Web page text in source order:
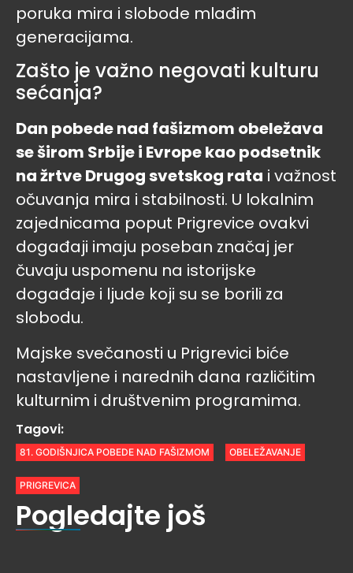
poruka mira i slobode mlađim
generacijama.
Zašto je važno negovati kulturu
sećanja?
Dan pobede nad fašizmom obeležava
se širom Srbije i Evrope kao podsetnik
na žrtve Drugog svetskog rata i važnost
očuvanja mira i stabilnosti. U lokalnim
zajednicama poput Prigrevice ovakvi
događaji imaju poseban značaj jer
čuvaju uspomenu na istorijske
događaje i ljude koji su se borili za
slobodu.
Majske svečanosti u Prigrevici biće
nastavljene i narednih dana različitim
kulturnim i društvenim programima.
Tagovi:
81. GODIŠNJICA POBEDE NAD FAŠIZMOM OBELEŽAVANJE
PRIGREVICA
Pogledajte još